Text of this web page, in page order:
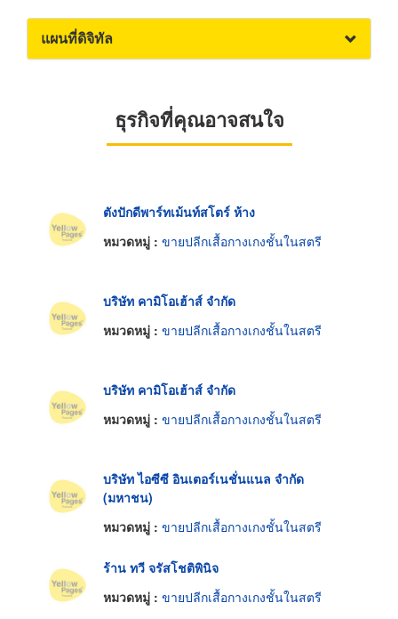
แผนที่ดิจิทัล
ธุรกิจที่คุณอาจสนใจ
ตังปักดีพาร์ทเม้นท์สโตร์ ห้าง
หมวดหมู่ : ขายปลีกเสื้อกางเกงชั้นในสตรี
บริษัท คามิโอเฮ้าส์ จำกัด
หมวดหมู่ : ขายปลีกเสื้อกางเกงชั้นในสตรี
บริษัท คามิโอเฮ้าส์ จำกัด
หมวดหมู่ : ขายปลีกเสื้อกางเกงชั้นในสตรี
บริษัท ไอซีซี อินเตอร์เนชั่นแนล จำกัด
(มหาชน)
หมวดหมู่ : ขายปลีกเสื้อกางเกงชั้นในสตรี
ร้าน ทวี จรัสโชติพินิจ
หมวดหมู่ : ขายปลีกเสื้อกางเกงชั้นในสตรี